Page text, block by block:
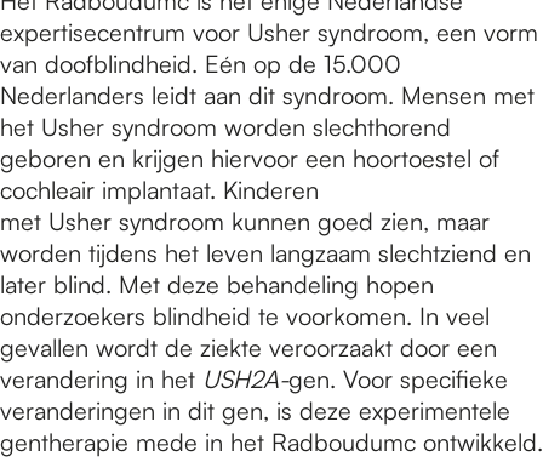
expertisecentrum voor Usher syndroom, een vorm
van doofblindheid. Eén op de 15.000
Nederlanders leidt aan dit syndroom. Mensen met
het Usher syndroom worden slechthorend
geboren en krijgen hiervoor een hoortoestel of
cochleair implantaat. Kinderen
met Usher syndroom kunnen goed zien, maar
worden tijdens het leven langzaam slechtziend en
later blind. Met deze behandeling hopen
onderzoekers blindheid te voorkomen. In veel
gevallen wordt de ziekte veroorzaakt door een
verandering in het USH2A-gen. Voor specifieke
veranderingen in dit gen, is deze experimentele
gentherapie mede in het Radboudumc ontwikkeld.